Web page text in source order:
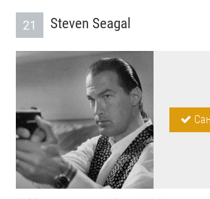
21 Steven Seagal